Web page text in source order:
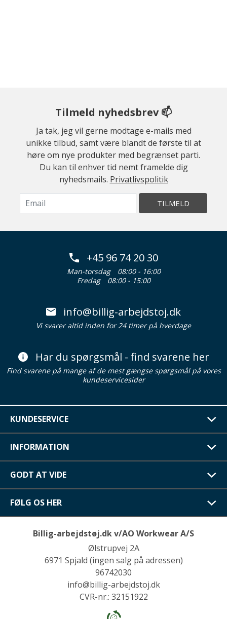
Tilmeld nyhedsbrev 📫
Ja tak, jeg vil gerne modtage e-mails med
unikke tilbud, samt være blandt de første til at
høre om nye produkter med begrænset parti.
Du kan til enhver tid nemt framelde dig
nyhedsmails. Privatlivspolitik
TILMELD
+45 96 74 20 30
Man-torsdag
08:00 - 16:00
Fredag
08:00 - 15:00
info@billig-arbejdstoj.dk
Vi svarer altid inden for 24 timer på hverdage
Har du spørgsmål - find svarene her
Find svarene på mange af de mest gængse spørgsmål på vores
kundeservicesider
KUNDESERVICE
INFORMATION
GODT AT VIDE
FØLG OS HER
Billig-arbejdstøj.dk v/AO Workwear A/S
Ølstrupvej 2A
6971 Spjald (ingen salg på adressen)
96742030
info@billig-arbejdstoj.dk
CVR-nr.: 32151922